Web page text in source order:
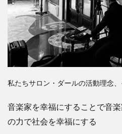
私たちサロン・ダールの活動理念
音楽家を幸福にすることで音
の力で社会を幸福にする